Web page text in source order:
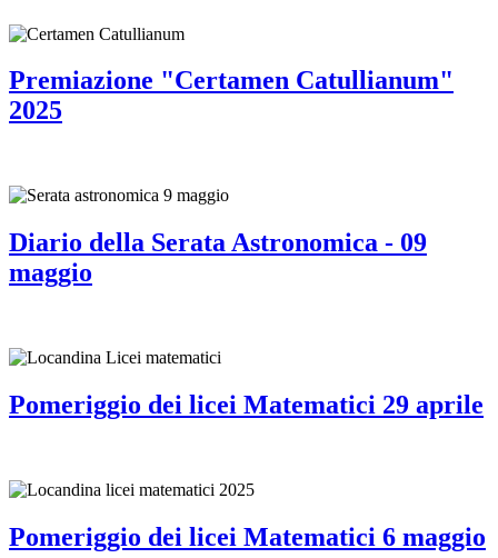
Premiazione "Certamen Catullianum"
2025
Diario della Serata Astronomica - 09
maggio
Pomeriggio dei licei Matematici 29 aprile
Pomeriggio dei licei Matematici 6 maggio